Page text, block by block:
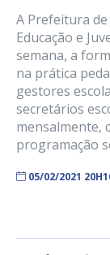
A Prefeitura
Educação e
semana, a
na prática
gestores
secretários
mensalmente,
programação
05/02/2021